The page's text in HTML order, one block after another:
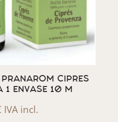
CIPRES
1 ENVASE 10 M
IVA incl.